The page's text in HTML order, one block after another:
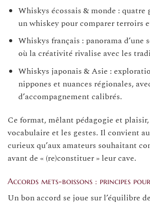
Whiskys écossais & monde : quatre
un whiskey pour comparer terroirs
Whiskys français : panorama d’une
où la créativité rivalise avec les
Whiskys japonais & Asie :
nippones et nuances régionales,
d’accompagnement calibrés.
Ce format, mêlant pédagogie et
vocabulaire et les gestes. Il convient
curieux qu’aux amateurs souhaitant
avant de « (re)constituer » leur cave.
Accords mets-boissons : principes
Un bon accord se joue sur l’équilibre